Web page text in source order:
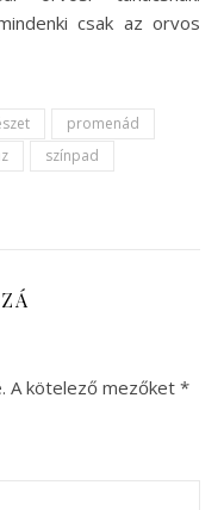
csak az orvos
promenád
színpad
A kötelező mezőket *